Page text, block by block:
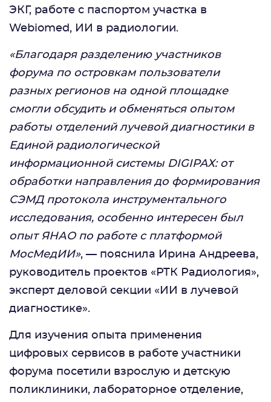
ЭКГ, работе с паспортом участка в
Webiomed, ИИ в радиологии.
«Благодаря разделению участников
форума по островкам пользователи
разных регионов на одной площадке
смогли обсудить и обменяться опытом
работы отделений лучевой диагностики в
Единой радиологической
информационной системы DIGIPAХ: от
обработки направления до формирования
СЭМД протокола инструментального
исследования, особенно интересен был
опыт ЯНАО по работе с платформой
МосМедИИ», — пояснила Ирина Андреева,
руководитель проектов «РТК Радиология»,
эксперт деловой секции «ИИ в лучевой
диагностике».
Для изучения опыта применения
цифровых сервисов в работе участники
форума посетили взрослую и детскую
поликлиники, лабораторное отделение,